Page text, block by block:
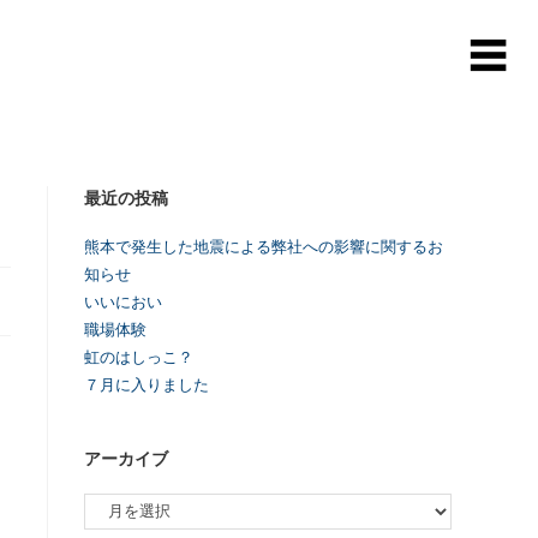
最近の投稿
熊本で発生した地震による弊社への影響に関するお
知らせ
いいにおい
職場体験
虹のはしっこ？
７月に入りました
アーカイブ